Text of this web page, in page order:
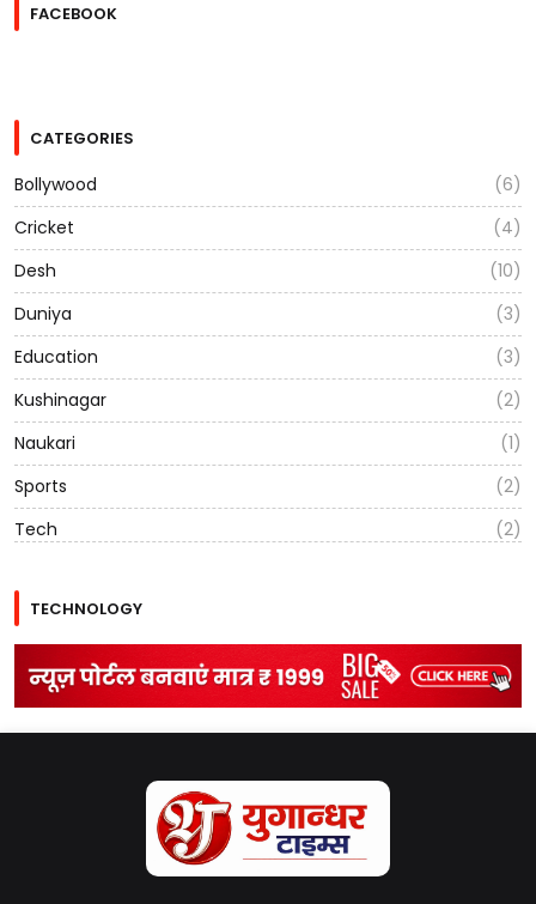
FACEBOOK
CATEGORIES
Bollywood
(6)
Cricket
(4)
Desh
(10)
Duniya
(3)
Education
(3)
Kushinagar
(2)
Naukari
(1)
Sports
(2)
Tech
(2)
TECHNOLOGY